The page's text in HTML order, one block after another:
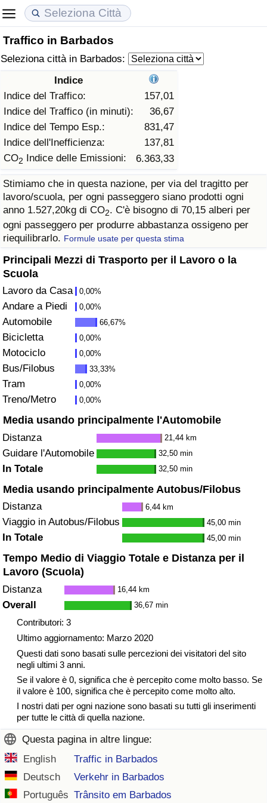
Traffico in Barbados
Seleziona città in Barbados:
Indice
Indice del Traffico:
157,01
Indice del Traffico (in minuti):
36,67
Indice del Tempo Esp.:
831,47
Indice dell'Inefficienza:
137,81
CO2 Indice delle Emissioni: 6.363,33
Stimiamo che in questa nazione, per via del tragitto per
lavoro/scuola, per ogni passeggero siano prodotti ogni
anno 1.527,20kg di CO2. C'è bisogno di 70,15 alberi per
ogni passeggero per produrre abbastanza ossigeno per
riequilibrarlo. Formule usate per questa stima
Principali Mezzi di Trasporto per il Lavoro o la
Scuola
Lavoro da Casa 0,00%
Andare a Piedi 0,00%
Automobile 66,67%
Bicicletta 0,00%
Motociclo 0,00%
Bus/Filobus 33,33%
Tram 0,00%
Treno/Metro 0,00%
Media usando principalmente l'Automobile
Distanza 21,44 km
Guidare l'Automobile 32,50 min
In Totale 32,50 min
Media usando principalmente Autobus/Filobus
Distanza 6,44 km
Viaggio in Autobus/Filobus 45,00 min
In Totale 45,00 min
Tempo Medio di Viaggio Totale e Distanza per il
Lavoro (Scuola)
Distanza 16,44 km
Overall 36,67 min
Contributori: 3
Ultimo aggiornamento: Marzo 2020
Questi dati sono basati sulle percezioni dei visitatori del sito
negli ultimi 3 anni.
Se il valore è 0, significa che è percepito come molto basso. Se
il valore è 100, significa che è percepito come molto alto.
I nostri dati per ogni nazione sono basati su tutti gli inserimenti
per tutte le città di quella nazione.
Questa pagina in altre lingue:
English
Traffic in Barbados
Deutsch
Verkehr in Barbados
Português Trânsito em Barbados
Costo della vita
Indice Del Costo Della Vita (corrente)
Indice Del Costo Della Vita
Indice del Costo della Vita per Nazione
ad Aqaba
Prezzi degli immobili
Indice del Prezzo delle Case (Corrente)
Indice del Prezzo delle Case
Indice del Prezzo delle Case per Nazione
Qualità della Vita
Indice della Qualità della Vita
Indice della Qualità della Vita (Corrente)
Indice della qualità della vita per Paese
Criminalità
Indice del Tasso di Criminalità (Corrente)
Indice della Criminalità
Indice di criminalità per paese
Assistenza Sanitaria
Indice dell’Assistenza Sanitaria (Corrente)
Indice dell’Assistenza Sanitaria
Indice dell’Assistenza Sanitaria per
Nazione
Inquinamento
Indice dell’Inquinamento (Corrente)
Indice di inquinamento
Indice dell’Inquinamento per Nazione
Indice del Traffico
Indice del traffico (Corrente)
Indice del traffico per Nazione